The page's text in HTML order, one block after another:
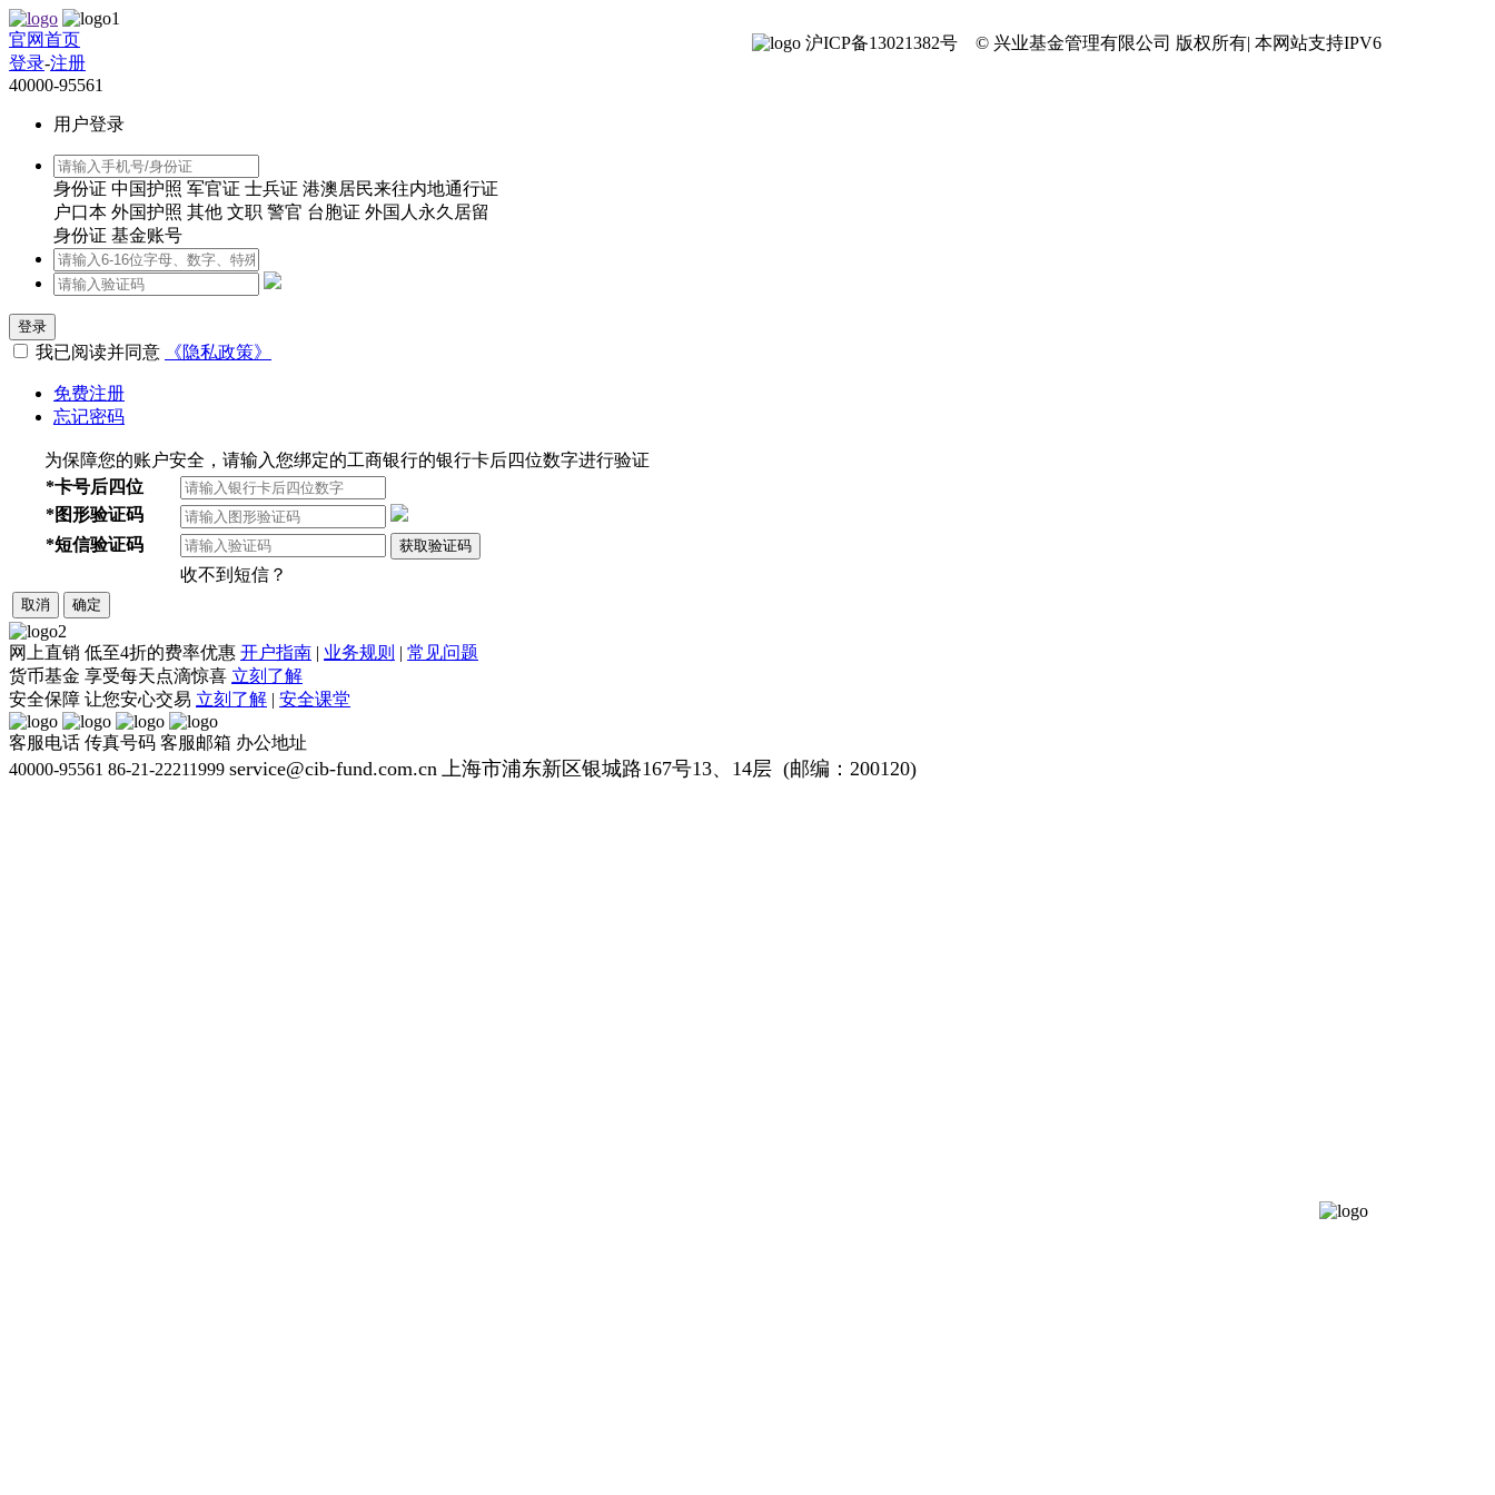
官网首页
登录-注册
40000-95561
用户登录
身份证 中国护照 军官证 士兵证 港澳居民来往内地通行证
户口本 外国护照 其他 文职 警官 台胞证 外国人永久居留
身份证 基金账号
登录
我已阅读并同意 《隐私政策》
免费注册
忘记密码
为保障您的账户安全，请输入您绑定的工商银行的银行卡后四位数字进行验证
*卡号后四位
*图形验证码
*短信验证码 获取验证码
收不到短信？
取消 确定
网上直销 低至4折的费率优惠 开户指南 | 业务规则 | 常见问题
货币基金 享受每天点滴惊喜 立刻了解
安全保障 让您安心交易 立刻了解 | 安全课堂
客服电话 传真号码 客服邮箱 办公地址
40000-95561 86-21-22211999 service@cib-fund.com.cn 上海市浦东新区银城路167号13、14层 (邮编：200120)
沪ICP备13021382号 © 兴业基金管理有限公司 版权所有| 本网站支持IPV6